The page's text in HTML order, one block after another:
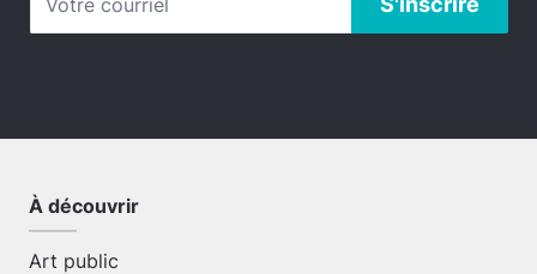
À découvrir
Art public